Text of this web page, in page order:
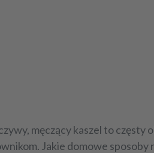
męczący kaszel to
Jakie domowe sposoby